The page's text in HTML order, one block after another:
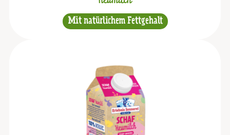
Mit natürlichem Fettgehalt